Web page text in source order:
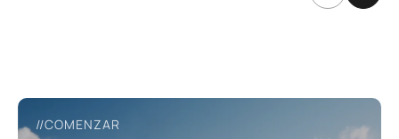
//COMENZAR